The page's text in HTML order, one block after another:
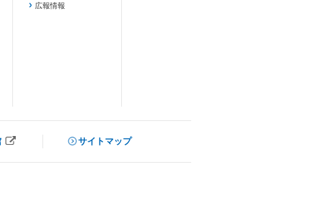
広報情報
サイトマップ